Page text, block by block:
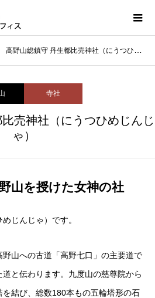
高野山総鎮守 丹生都比売神社（にうつひめじんじゃ）
寺社
売神社（にうつひめじんじ
ゃ）
山を授けた女神の社
じんじゃ）です。
野山への古道「高野七口」の主要道で
と伝わります。九度山の慈尊院から
結び、総数180本もの五輪塔形の石